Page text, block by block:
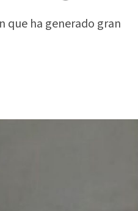
que ha generado gran